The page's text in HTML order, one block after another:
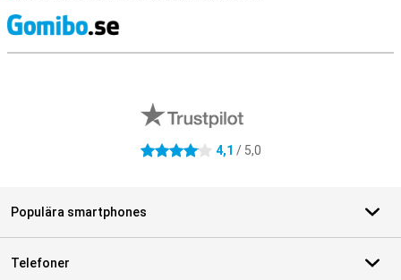
4.1 stjärnor 4,1 / 5,0
Populära smartphones
Telefoner